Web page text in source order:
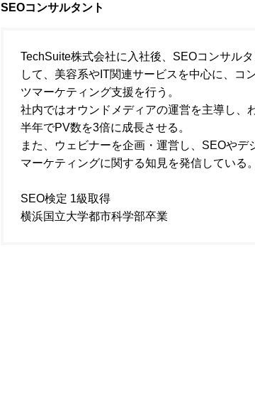
SEOコンサルタント
TechSuite株式会社に入社後、SEOコンサルタ
して、美容系やIT関連サービスを中心に、コ
ツマーケティング支援を行う。
社内ではオウンドメディアの運営を主導し、
半年でPV数を3倍に成長させる。
また、ウェビナーを企画・運営し、SEOやデ
マーケティングに関する知見を発信している。
SEO検定 1級取得
横浜国立大学都市科学部卒業